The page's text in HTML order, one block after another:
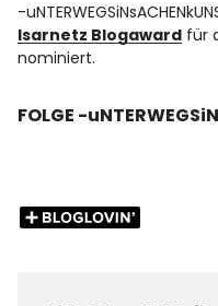
-
Isarnetz Blogaward für
nominiert.
FOLGE -